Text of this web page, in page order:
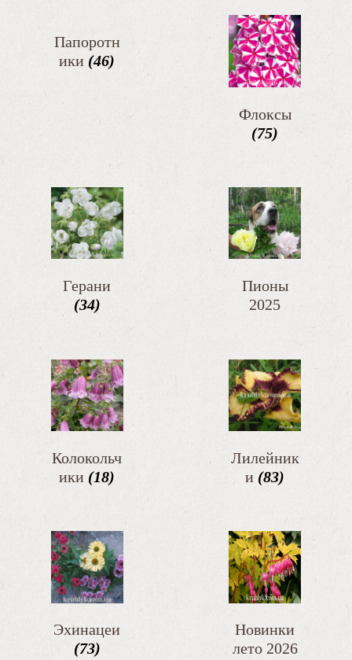
Папоротн
ики (46)
Флоксы
(75)
Герани
(34)
Пионы
2025
Колокольч
ики (18)
Лилейник
и (83)
Эхинацеи
(73)
Новинки
лето 2026